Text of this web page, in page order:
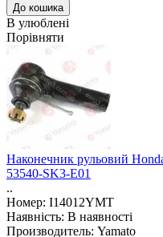
В улюблені
Порівняти
Наконечник рульовий
53540-SK3-E01
..
Номер: I14012YMT
Наявність: В наявності
Производитель: Yamato